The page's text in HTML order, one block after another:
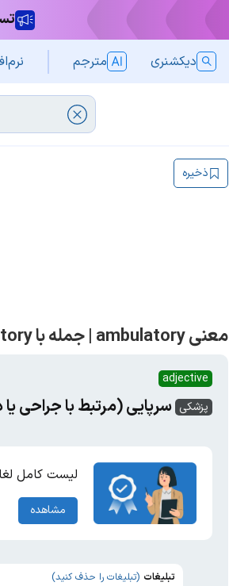
دیکشنری مترجم
ذخیره
معنی ambulatory | جمله با ambulatory
adjective
پزشکی سرپایی (مرتبط با جراحی
لیست کامل
مشاهده
تبلیغات (تبلیغات را حذف کنید)